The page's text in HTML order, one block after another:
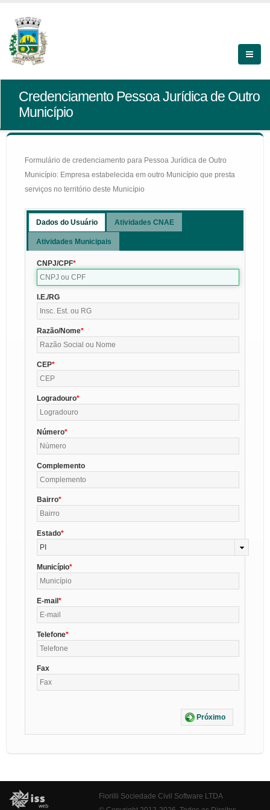
Credenciamento Pessoa Jurídica de Outro
Município
Formulário de credenciamento para Pessoa Jurídica de Outro
Município: Empresa estabelecida em outro Município que presta
serviços no território deste Município
Dados do Usuário Atividades CNAE
Atividades Municipais
CNPJ/CPF
I.E./RG
Razão/Nome
CEP
Logradouro
Número
Complemento
Bairro
Estado
PI
Município
E-mail
Telefone
Fax
Próximo
Fiorilli Sociedade Civil Software LTDA